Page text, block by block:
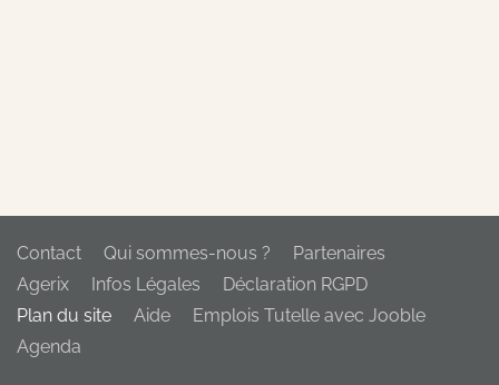
Contact Qui sommes-nous ?
Partenaires
Agerix
Infos Légales
Déclaration RGPD
Plan du site
Aide
Emplois Tutelle avec Jooble
Agenda